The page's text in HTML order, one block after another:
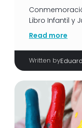
Libro Infantil y
Read more
Written by